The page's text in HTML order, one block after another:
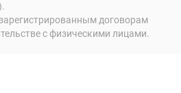
договорам
с физическими лицами.